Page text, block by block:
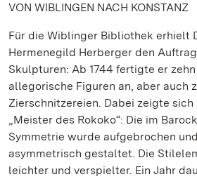
VON WIBLINGEN NACH KONSTANZ
Für die Wiblinger Bibliothek erhielt
Hermenegild Herberger den
Skulpturen: Ab 1744 fertigte er
allegorische Figuren an, aber auch
Zierschnitzereien. Dabei zeigte sich
„Meister des Rokoko“: Die im
Symmetrie wurde aufgebrochen
asymmetrisch gestaltet. Die
leichter und verspielter. Ein Jahr